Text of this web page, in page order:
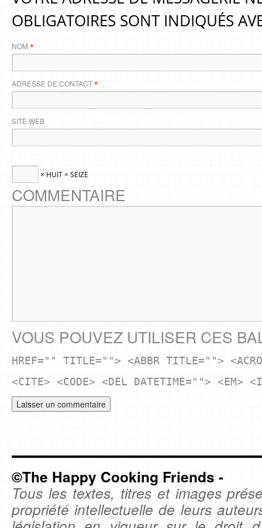
OBLIGATOIRES SONT INDIQUÉS
NOM *
ADRESSE DE CONTACT*
SITE WEB
× HUIT = SEIZE
COMMENTAIRE
VOUS POUVEZ UTILISER CES
HREF="" TITLE=""> <ABBR TITLE="">
<CITE> <CODE> <DEL DATETIME=""> <EM>
©The Happy Cooking Friends -
Tous les textes, titres et images
propriété intellectuelle de leurs